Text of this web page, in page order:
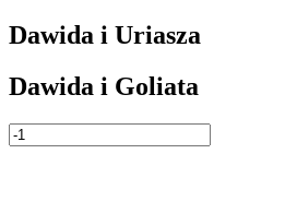
Dawida i Uriasza
Dawida i Goliata